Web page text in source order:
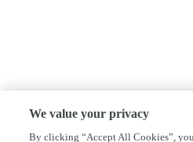
We value your privacy
By clicking “Accept All Cookies”,